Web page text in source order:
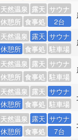
天然温泉 露天 サウナ
休憩所 食事処 2台
天然温泉 露天 サウナ
休憩所 食事処 駐車場
天然温泉 露天 サウナ
休憩所 食事処 駐車場
天然温泉 露天 サウナ
休憩所 食事処 駐車場
天然温泉 露天 サウナ
休憩所 食事処 7台